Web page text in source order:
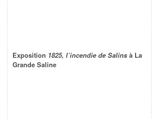
Exposition 1825, l’incendie de Salins à La
Grande Saline